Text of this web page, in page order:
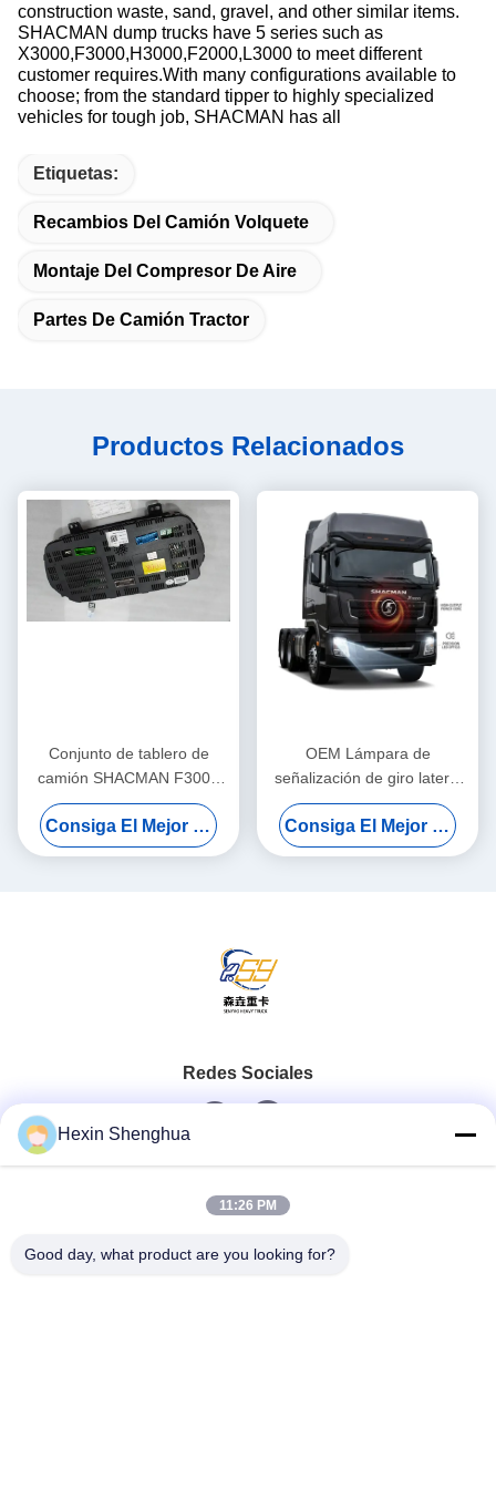
construction waste, sand, gravel, and other similar items.
SHACMAN dump trucks have 5 series such as
X3000,F3000,H3000,F2000,L3000 to meet different
customer requires.With many configurations available to
choose; from the standard tipper to highly specialized
vehicles for tough job, SHACMAN has all
Etiquetas:
Recambios Del Camión Volquete
Montaje Del Compresor De Aire
Partes De Camión Tractor
Productos Relacionados
Conjunto de tablero de
camión SHACMAN F3000
X3000 H3000 X5000 X6000
Panel de instrumentos para
reemplazo de servicio
Consiga El Mejor Precio
OEM Lámpara de
señalización de giro lateral
Cobertura de protección de
trabajo pesado Reemplazo
de ajuste directo para la
Consiga El Mejor Precio
Redes Sociales
Contacto Rápido
Hexin Shenghua
11:26 PM
Good day, what product are you looking for?